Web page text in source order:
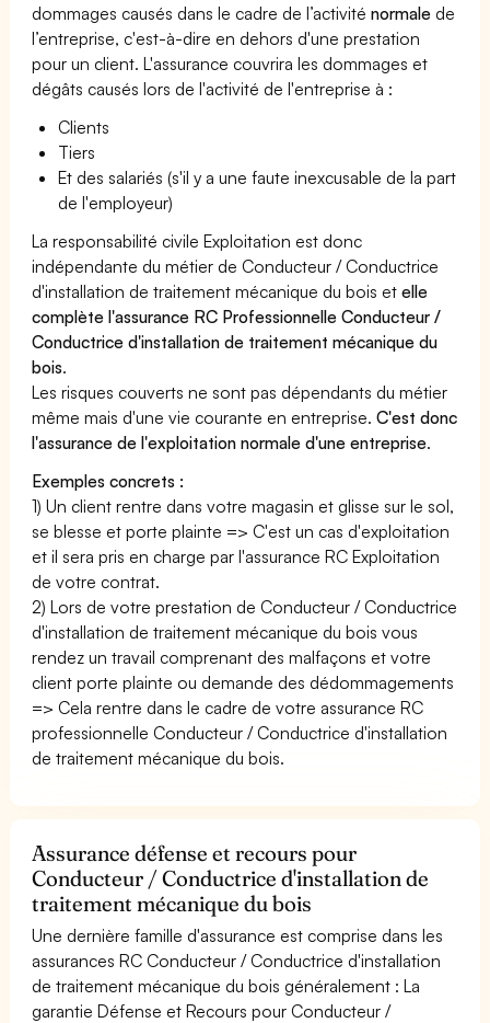
dommages causés dans le cadre de l’activiténormale de
l’entreprise, c'est-à-dire en dehors d'une prestation
pour un client. L'assurance couvrira les dommages et
dégâts causés lors de l'activité de l'entreprise à :
Clients
Tiers
Et des salariés (s'il y a une faute inexcusable de la part
de l'employeur)
La responsabilité civile Exploitation est donc
indépendante du métier de Conducteur / Conductrice
d'installation de traitement mécanique du bois etelle
complète l'assurance RC Professionnelle Conducteur /
Conductrice d'installation de traitement mécanique du
bois.
Les risques couverts ne sont pas dépendants du métier
même mais d'une vie courante en entreprise.C'est donc
l'assurance de l'exploitation normale d'une entreprise.
Exemples concrets :
1) Un client rentre dans votre magasin et glisse sur le sol,
se blesse et porte plainte => C'est un cas d'exploitation
et il sera pris en charge par l'assurance RC Exploitation
de votre contrat.
2) Lors de votre prestation de Conducteur / Conductrice
d'installation de traitement mécanique du bois vous
rendez un travail comprenant des malfaçons et votre
client porte plainte ou demande des dédommagements
=> Cela rentre dans le cadre de votre assurance RC
professionnelle Conducteur / Conductrice d'installation
de traitement mécanique du bois.
Assurance défense et recours pour
Conducteur / Conductrice d'installation de
traitement mécanique du bois
Une dernière famille d'assurance est comprise dans les
assurances RC Conducteur / Conductrice d'installation
de traitement mécanique du bois généralement : La
garantie Défense et Recours pour Conducteur /